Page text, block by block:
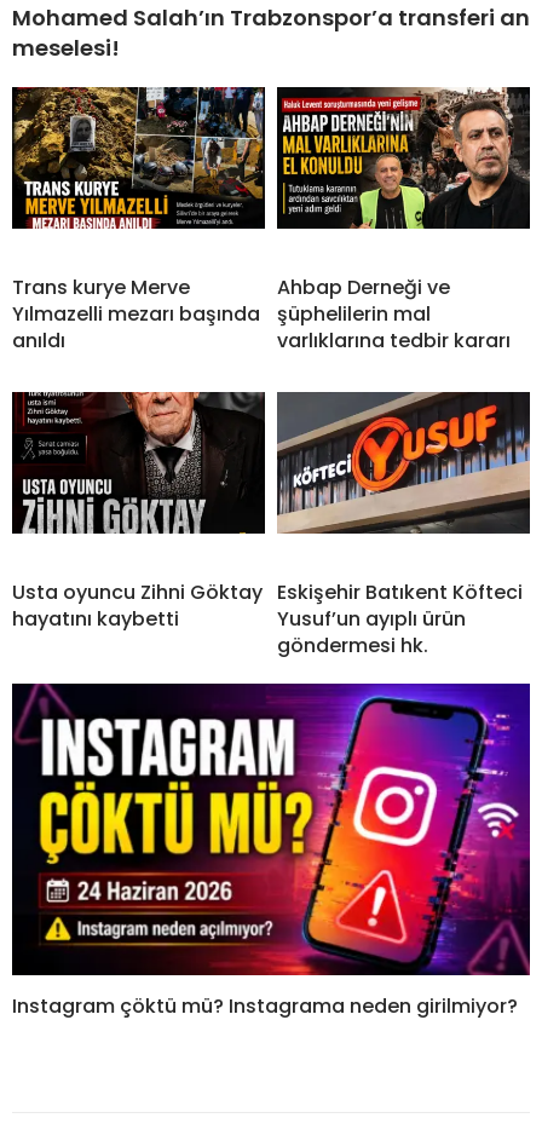
Mohamed Salah’ın Trabzonspor’a transferi an
meselesi!
Trans kurye Merve
Yılmazelli mezarı başında
anıldı
Ahbap Derneği ve
şüphelilerin mal
varlıklarına tedbir kararı
Usta oyuncu Zihni Göktay
hayatını kaybetti
Eskişehir Batıkent Köfteci
Yusuf’un ayıplı ürün
göndermesi hk.
Instagram çöktü mü? Instagrama neden girilmiyor?